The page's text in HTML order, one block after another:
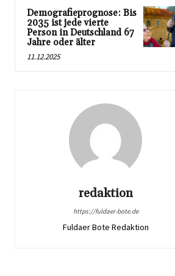
Demografieprognose: Bis
2035 ist jede vierte
Person in Deutschland 67
Jahre oder älter
11.12.2025
redaktion
https://fuldaer-bote.de
Fuldaer Bote Redaktion